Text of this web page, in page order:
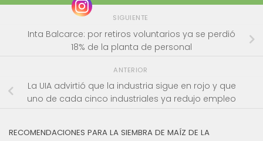
SIGUIENTE
Inta Balcarce: por retiros voluntarios ya se perdió
18% de la planta de personal
ANTERIOR
La UIA advirtió que la industria sigue en rojo y que
uno de cada cinco industriales ya redujo empleo
RECOMENDACIONES PARA LA SIEMBRA DE MAÍZ DE LA